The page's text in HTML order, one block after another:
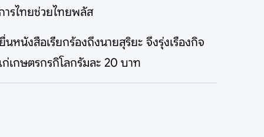
รไทยช่วยไทยพลัส
หนังสือเรียกร้องถึงนายสุริยะ จึงรุ่งเรืองกิจ
เกษตรกรกิโลกรัมละ 20 บาท